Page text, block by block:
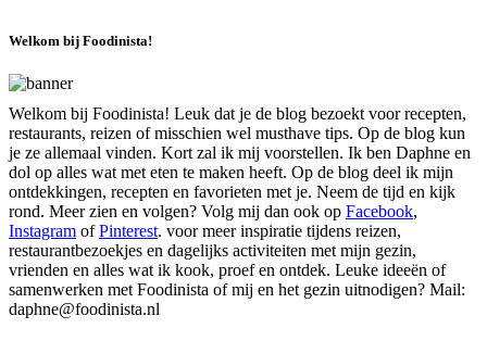
Welkom bij Foodinista!
Welkom bij Foodinista! Leuk dat je de blog bezoekt voor recepten,
restaurants, reizen of misschien wel musthave tips. Op de blog kun
je ze allemaal vinden. Kort zal ik mij voorstellen. Ik ben Daphne en
dol op alles wat met eten te maken heeft. Op de blog deel ik mijn
ontdekkingen, recepten en favorieten met je. Neem de tijd en kijk
rond. Meer zien en volgen? Volg mij dan ook op Facebook,
Instagram ofPinterest. voor meer inspiratie tijdens reizen,
restaurantbezoekjes en dagelijks activiteiten met mijn gezin,
vrienden en alles wat ik kook, proef en ontdek. Leuke ideeën of
samenwerken met Foodinista of mij en het gezin uitnodigen? Mail:
daphne@foodinista.nl